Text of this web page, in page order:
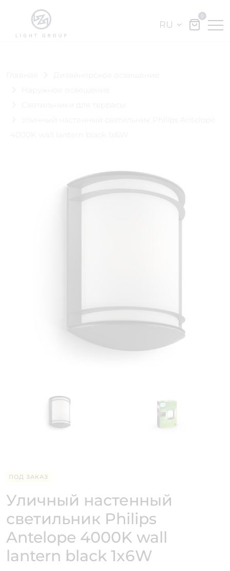
RU
0
ПОД ЗАКАЗ
Уличный настенный
светильник Philips
Antelope 4000K wall
lantern black 1x6W